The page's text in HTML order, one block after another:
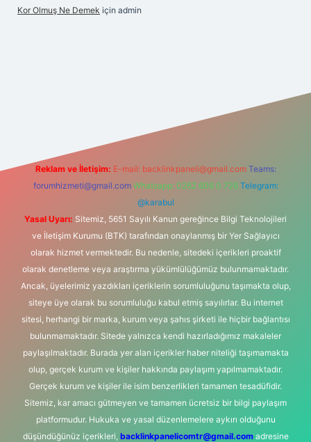
Kor Olmuş Ne Demek için admin
Reklam ve İletişim: E-mail: backlinkpaneli@gmail.com Teams:
forumhizmeti@gmail.com Whatsapp: 0262 606 0 726 Telegram:
@karabul
Yasal Uyarı: Sitemiz, 5651 Sayılı Kanun gereğince Bilgi Teknolojileri
ve İletişim Kurumu (BTK) tarafından onaylanmış bir Yer Sağlayıcı
olarak hizmet vermektedir. Bu nedenle, sitedeki içerikleri proaktif
olarak denetleme veya araştırma yükümlülüğümüz bulunmamaktadır.
Ancak, üyelerimiz yazdıkları içeriklerin sorumluluğunu taşımakta olup,
siteye üye olarak bu sorumluluğu kabul etmiş sayılırlar. Bu internet
sitesi, herhangi bir marka, kurum veya şahıs şirketi ile hiçbir bağlantısı
bulunmamaktadır. Sitede yalnızca kendi hazırladığımız makaleler
paylaşılmaktadır. Burada yer alan içerikler haber niteliği taşımamakta
olup, gerçek kurum ve kişiler hakkında paylaşım yapılmamaktadır.
Gerçek kurum ve kişiler ile isim benzerlikleri tamamen tesadüfidir.
Sitemiz, kar amacı gütmeyen ve tamamen ücretsiz bir bilgi paylaşım
platformudur. Hukuka ve yasal düzenlemelere aykırı olduğunu
düşündüğünüz içerikleri, backlinkpanelicomtr@gmail.comadresine